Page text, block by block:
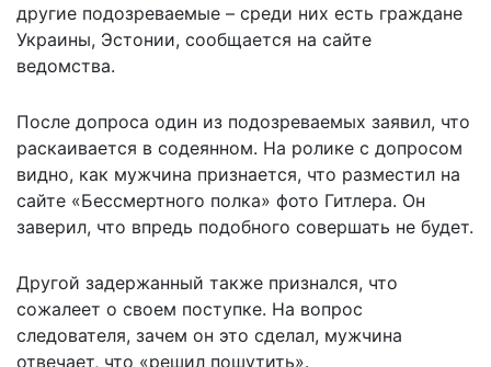
другие подозреваемые – среди них есть граждане
Украины, Эстонии, сообщается на сайте
ведомства.
После допроса один из подозреваемых заявил, что
раскаивается в содеянном. На ролике с допросом
видно, как мужчина признается, что разместил на
сайте «Бессмертного полка» фото Гитлера. Он
заверил, что впредь подобного совершать не будет.
Другой задержанный также признался, что
сожалеет о своем поступке. На вопрос
следователя, зачем он это сделал, мужчина
отвечает, что «решил пошутить».